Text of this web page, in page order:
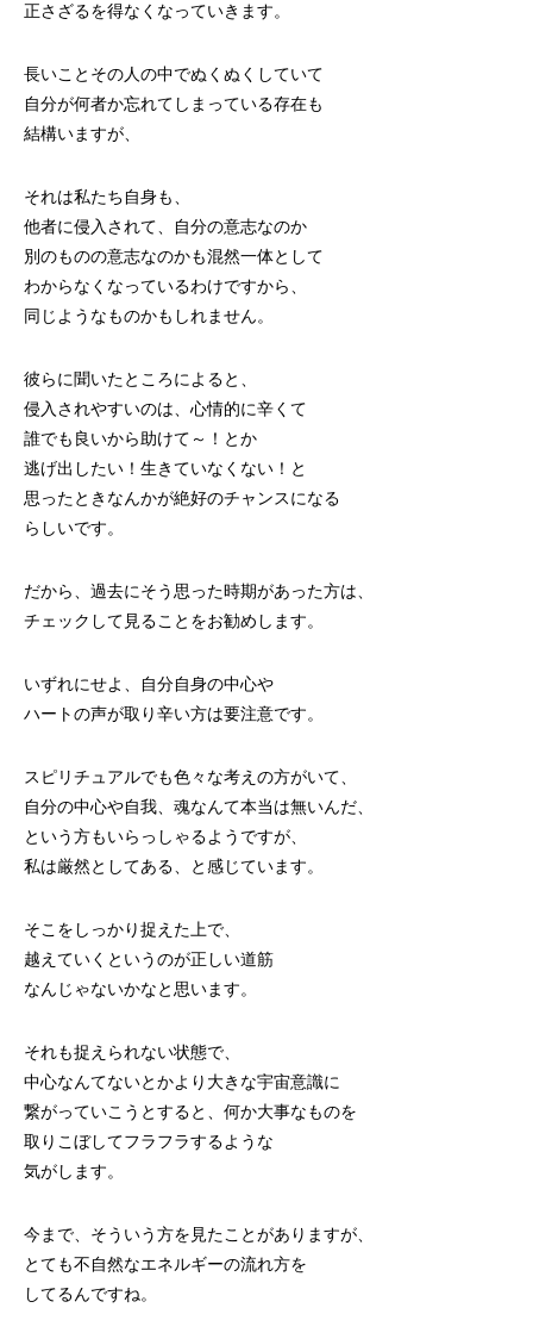
正さざるを得なくなっていきます。
長いことその人の中でぬくぬくしていて
自分が何者か忘れてしまっている存在も
結構いますが、
それは私たち自身も、
他者に侵入されて、自分の意志なのか
別のものの意志なのかも混然一体として
わからなくなっているわけですから、
同じようなものかもしれません。
彼らに聞いたところによると、
侵入されやすいのは、心情的に辛くて
誰でも良いから助けて～！とか
逃げ出したい！生きていなくない！と
思ったときなんかが絶好のチャンスになる
らしいです。
だから、過去にそう思った時期があった方は、
チェックして見ることをお勧めします。
いずれにせよ、自分自身の中心や
ハートの声が取り辛い方は要注意です。
スピリチュアルでも色々な考えの方がいて、
自分の中心や自我、魂なんて本当は無いんだ、
という方もいらっしゃるようですが、
私は厳然としてある、と感じています。
そこをしっかり捉えた上で、
越えていくというのが正しい道筋
なんじゃないかなと思います。
それも捉えられない状態で、
中心なんてないとかより大きな宇宙意識に
繋がっていこうとすると、何か大事なものを
取りこぼしてフラフラするような
気がします。
今まで、そういう方を見たことがありますが、
とても不自然なエネルギーの流れ方を
してるんですね。